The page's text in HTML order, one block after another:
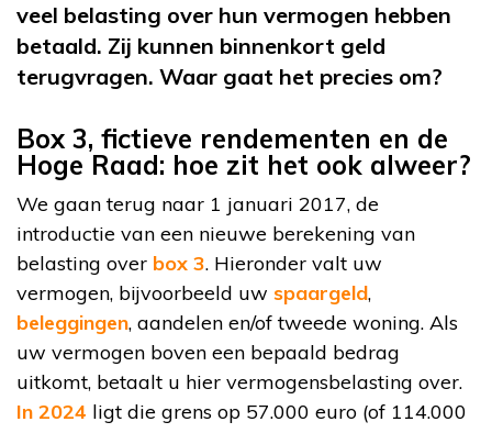
veel belasting over hun vermogen hebben
betaald. Zij kunnen binnenkort geld
terugvragen. Waar gaat het precies om?
Box 3, fictieve rendementen en de
Hoge Raad: hoe zit het ook alweer?
We gaan terug naar 1 januari 2017, de
introductie van een nieuwe berekening van
belasting over box 3. Hieronder valt uw
vermogen, bijvoorbeeld uw spaargeld,
beleggingen, aandelen en/of tweede woning. Als
uw vermogen boven een bepaald bedrag
uitkomt, betaalt u hier vermogensbelasting over.
In 2024 ligt die grens op 57.000 euro (of 114.000